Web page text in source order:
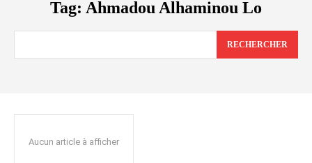
Tag: Ahmadou Alhaminou Lo
RECHERCHER
Aucun article à afficher